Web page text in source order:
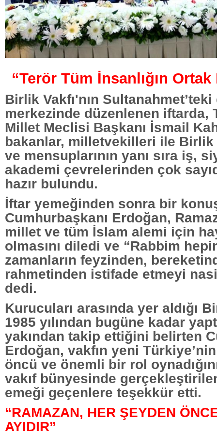
“Terör Tüm İnsanlığın Ortak
Birlik Vakfı'nın
merkezinde düzenlenen iftarda,
Millet Meclisi Başkanı İsmail
bakanlar, milletvekilleri ile Birlik
ve mensuplarının yanı sıra iş,
akademi çevrelerinden çok
hazır bulundu.
İftar yemeğinden sonra bir
Cumhurbaşkanı Erdoğan,
millet ve tüm İslam alemi için
olmasını diledi ve “Rabbim
zamanların feyzinden,
rahmetinden istifade etmeyi
dedi.
Kurucuları arasında yer aldığı
1985 yılından bugüne kadar
yakından takip ettiğini belirten
Erdoğan, vakfın yeni
öncü ve önemli bir rol
vakıf bünyesinde
emeği geçenlere teşekkür etti.
“RAMAZAN, HER ŞEYDEN
AYIDIR”